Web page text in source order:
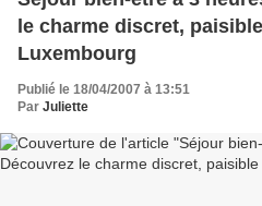
le charme discret,
Luxembourg
Publié le 18/04/2007 à 13:51
Par Juliette